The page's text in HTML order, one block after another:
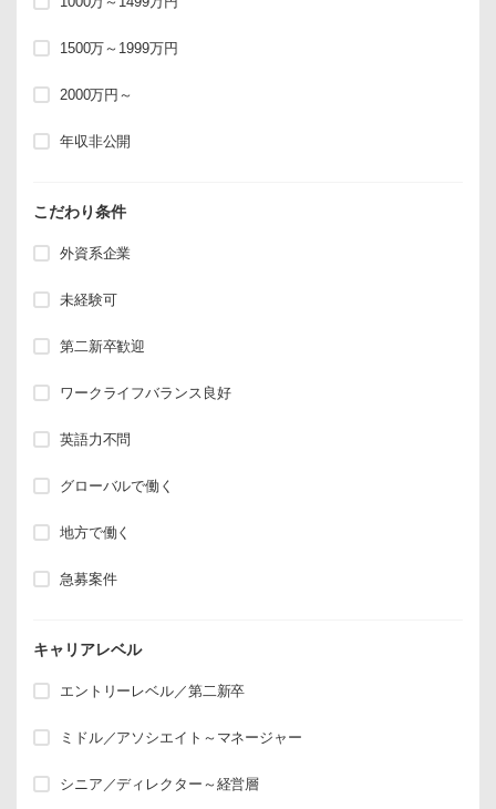
1500万～1999万円
2000万円～
年収非公開
こだわり条件
外資系企業
未経験可
第二新卒歓迎
ワークライフバランス良好
英語力不問
グローバルで働く
地方で働く
急募案件
キャリアレベル
エントリーレベル／第二新卒
ミドル／アソシエイト～マネージャー
シニア／ディレクター～経営層